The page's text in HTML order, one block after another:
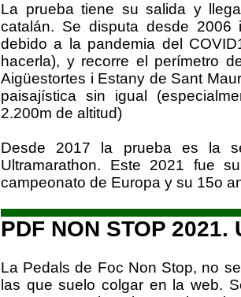
La prueba tiene su salida y
catalán. Se disputa desde 2006
debido a la pandemia del
hacerla), y recorre el perímetro
Aigüestortes i Estany de Sant
paisajística sin igual
2.200m de altitud)
Desde 2017 la prueba es la
Ultramarathon. Este 2021 fue
campeonato de Europa y su 15o
PDF NON STOP
La Pedals de Foc Non Stop, no
las que suelo colgar en la web.